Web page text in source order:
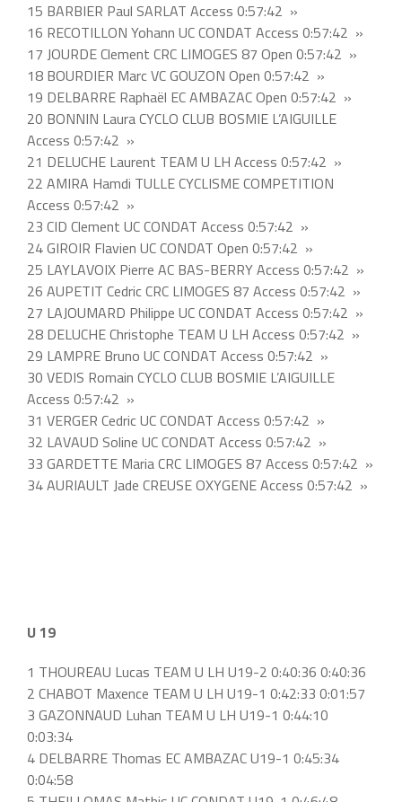
15 BARBIER Paul SARLAT Access 0:57:42 »
16 RECOTILLON Yohann UC CONDAT Access 0:57:42 »
17 JOURDE Clement CRC LIMOGES 87 Open 0:57:42 »
18 BOURDIER Marc VC GOUZON Open 0:57:42 »
19 DELBARRE Raphaël EC AMBAZAC Open 0:57:42 »
20 BONNIN Laura CYCLO CLUB BOSMIE L’AIGUILLE
Access 0:57:42 »
21 DELUCHE Laurent TEAM U LH Access 0:57:42 »
22 AMIRA Hamdi TULLE CYCLISME COMPETITION
Access 0:57:42 »
23 CID Clement UC CONDAT Access 0:57:42 »
24 GIROIR Flavien UC CONDAT Open 0:57:42 »
25 LAYLAVOIX Pierre AC BAS-BERRY Access 0:57:42 »
26 AUPETIT Cedric CRC LIMOGES 87 Access 0:57:42 »
27 LAJOUMARD Philippe UC CONDAT Access 0:57:42 »
28 DELUCHE Christophe TEAM U LH Access 0:57:42 »
29 LAMPRE Bruno UC CONDAT Access 0:57:42 »
30 VEDIS Romain CYCLO CLUB BOSMIE L’AIGUILLE
Access 0:57:42 »
31 VERGER Cedric UC CONDAT Access 0:57:42 »
32 LAVAUD Soline UC CONDAT Access 0:57:42 »
33 GARDETTE Maria CRC LIMOGES 87 Access 0:57:42 »
34 AURIAULT Jade CREUSE OXYGENE Access 0:57:42 »
U 19
1 THOUREAU Lucas TEAM U LH U19-2 0:40:36 0:40:36
2 CHABOT Maxence TEAM U LH U19-1 0:42:33 0:01:57
3 GAZONNAUD Luhan TEAM U LH U19-1 0:44:10
0:03:34
4 DELBARRE Thomas EC AMBAZAC U19-1 0:45:34
0:04:58